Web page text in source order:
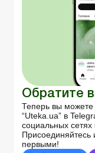
Обратите
Теперь вы можете
“Uteka.ua” в
социальных
Присоединяйтесь
первыми!